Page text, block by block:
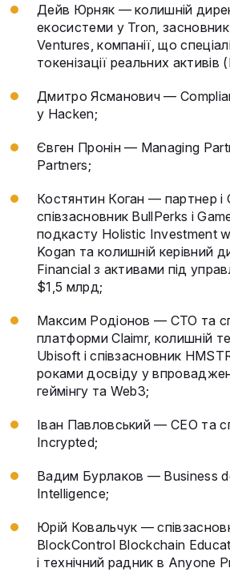
Дейв Юрняк — колишній
екосистеми у Tron,
Ventures, компанії, що
токенізації реальних активів
Дмитро Ясманович —
у Hacken;
Євген Пронін — Managing
Partners;
Костянтин Коган — партнер і
співзасновник BullPerks і
подкасту Holistic Investment
Kogan та колишній керівний
Financial з активами під
$1,5 млрд;
Максим Родіонов — CTO та
платформи Claimr, колишній
Ubisoft і співзасновник
роками досвіду у
геймінгу та Web3;
Іван Павловський — CEO та
Incrypted;
Вадим Бурлаков — Business
Intelligence;
Юрій Ковальчук —
BlockControl Blockchain
і технічний радник в Anyone